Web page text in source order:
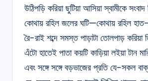
উঠিপড়ি করিয়া ছুটিয়া আসিয়া স্বামীকে
কোথায় রহিল জলের ঘটি—কোথায় রহিল
রৈ-রাই শব্দে সমস্ত পাড়াটা তোলপাড় করিয়া
এঁটো হাতেই পাতা কয়টি কাড়িয়া লইয়া টান
এবং সঙ্গে সঙ্গে বড়ভাজের প্রতি যে-সকল